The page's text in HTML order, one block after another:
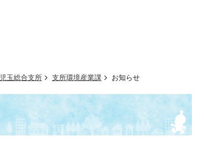
児玉総合支所 支所環境産業課 お知らせ